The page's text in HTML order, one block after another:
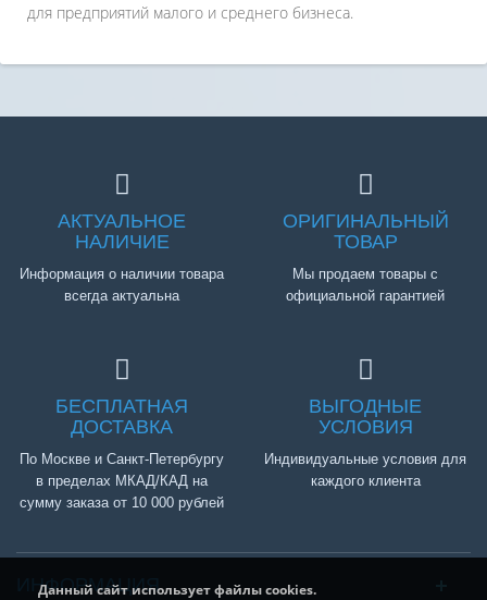
для предприятий малого и среднего бизнеса.
АКТУАЛЬНОЕ
НАЛИЧИЕ
Информация о наличии товара
всегда актуальна
ОРИГИНАЛЬНЫЙ
ТОВАР
Мы продаем товары с
официальной гарантией
БЕСПЛАТНАЯ
ДОСТАВКА
По Москве и Санкт-Петербургу
в пределах МКАД/КАД на
сумму заказа от 10 000 рублей
ВЫГОДНЫЕ
УСЛОВИЯ
Индивидуальные условия для
каждого клиента
ИНФОРМАЦИЯ
Данный сайт использует файлы cookies.